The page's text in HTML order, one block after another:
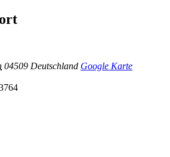
04509 Deutschland Google Karte